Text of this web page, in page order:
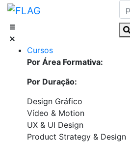
Skip
content
Cursos
Por Área Formativa:
Por Duração:
Design Gráfico
Vídeo & Motion
UX & UI Design
Product Strategy & Design